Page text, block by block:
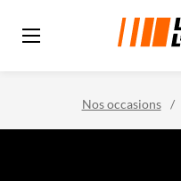
Nos occasions